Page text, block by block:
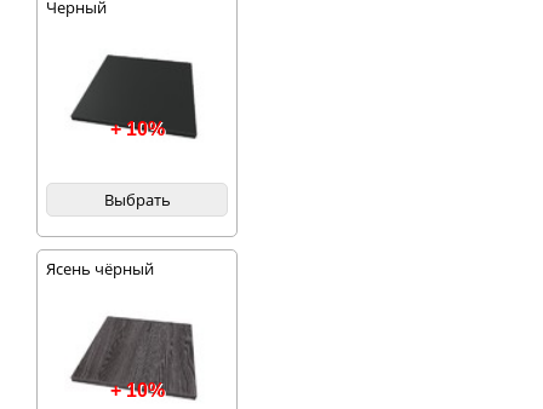
Черный
+ 10%
Выбрать
Ясень чёрный
+ 10%